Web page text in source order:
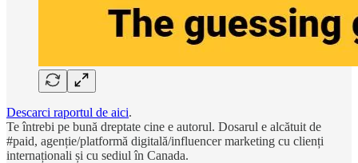
Descarci raportul de aici.
Te întrebi pe bună dreptate cine e autorul. Dosarul e alcătuit de
#paid, agenție/platformă digitală/influencer marketing cu clienți
internaționali și cu sediul în Canada.